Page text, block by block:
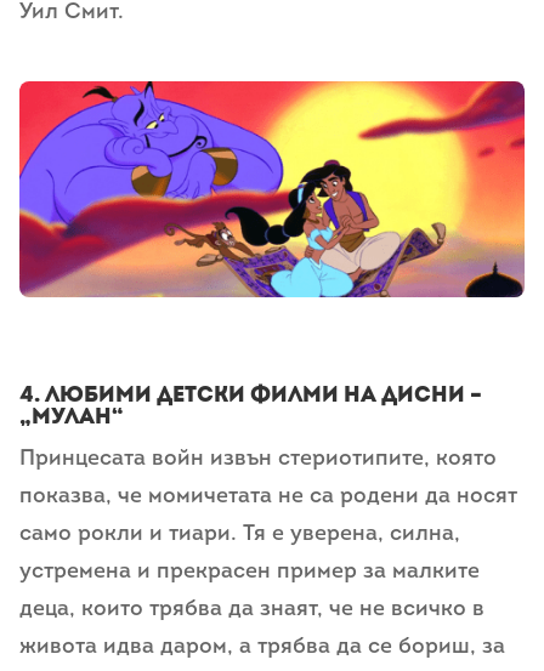
Уил Смит.
4. любими детски филми на дисни –
„Мулан“
Принцесата войн извън стериотипите, която
показва, че момичетата не са родени да носят
само рокли и тиари. Тя е уверена, силна,
устремена и прекрасен пример за малките
деца, които трябва да знаят, че не всичко в
живота идва даром, а трябва да се бориш, за